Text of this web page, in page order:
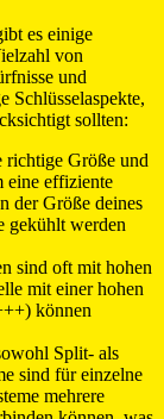
es einige
von
und
Schlüsselaspekte,
sollten:
richtige Größe und
eine effiziente
der Größe deines
gekühlt werden
sind oft mit hohen
mit einer hohen
können
Split- als
sind für einzelne
mehrere